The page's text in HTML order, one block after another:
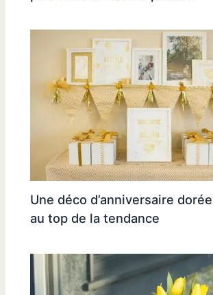
Une déco d’anniversaire
au top de la tendance